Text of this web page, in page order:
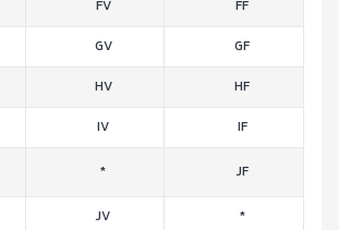
FV FF
GV GF
HV HF
IV
IF
* JF
JV *